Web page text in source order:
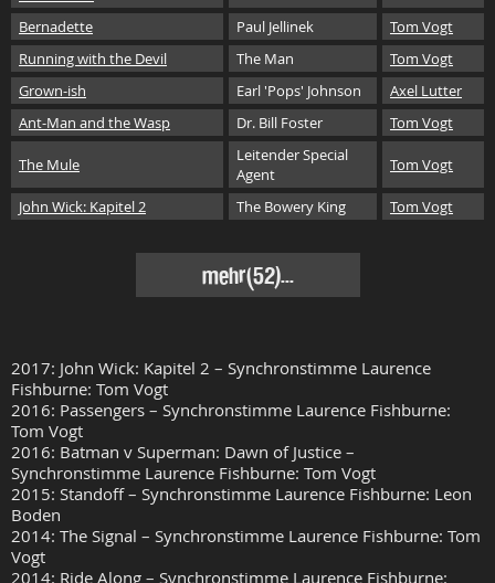
Bernadette
Paul Jellinek
Tom Vogt
Running with the Devil
The Man
Tom Vogt
Grown-ish
Earl 'Pops' Johnson
Axel Lutter
Ant-Man and the Wasp
Dr. Bill Foster Tom Vogt
The Mule
Leitender Special
Agent
Tom Vogt
John Wick: Kapitel 2 The Bowery King Tom Vogt
mehr(52)...
2017: John Wick: Kapitel 2 – Synchronstimme Laurence
Fishburne: Tom Vogt
2016: Passengers – Synchronstimme Laurence Fishburne:
Tom Vogt
2016: Batman v Superman: Dawn of Justice –
Synchronstimme Laurence Fishburne: Tom Vogt
2015: Standoff – Synchronstimme Laurence Fishburne: Leon
Boden
2014: The Signal – Synchronstimme Laurence Fishburne: Tom
Vogt
2014: Ride Along – Synchronstimme Laurence Fishburne: